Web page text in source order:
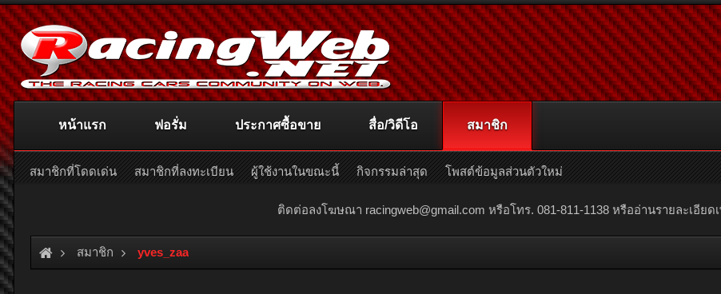
ติดต่อลงโฆษณา racingweb@gmail.com หรือโทร. 081-811-1138 หรืออ่านรายละเอีย
สมาชิก yves_zaa
หน้าแรก ฟอรั่ม ประกาศซื้อขาย สื่อ/วิดีโอ สมาชิก
สมาชิกที่โดดเด่น สมาชิกที่ลงทะเบียน ผู้ใช้งานในขณะนี้ กิจกรรมล่าสุด โพสต์ข้อมูลส่วนตัวใหม่